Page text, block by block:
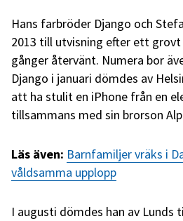
Hans farbröder Django och
2013 till utvisning efter ett
gånger återvänt. Numera bor
Django i januari dömdes av
att ha stulit en iPhone från en
tillsammans med sin brorson
Läs även: Barnfamiljer vräks i
våldsamma upplopp
I augusti dömdes han av